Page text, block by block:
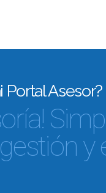
Asesor?
y